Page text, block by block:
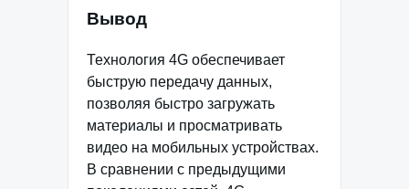
Вывод
Технология 4G обеспечивает
быструю передачу данных,
позволяя быстро загружать
материалы и просматривать
видео на мобильных устройствах.
В сравнении с предыдущими